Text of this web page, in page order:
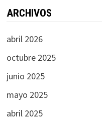
ARCHIVOS
abril 2026
octubre 2025
junio 2025
mayo 2025
abril 2025